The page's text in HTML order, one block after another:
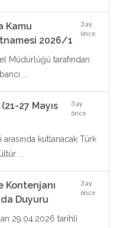
Kamu
2026/1
3 ay
önce
Müdürlüğü tarafından
...
27 Mayıs
3 ay
önce
kutlanacak Türk
...
Kontenjanı
Duyuru
3 ay
önce
29.04.2026 tarihli